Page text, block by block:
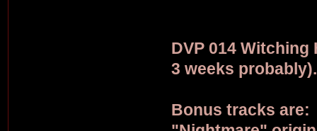
DVP 014
3 weeks probably).
Bonus tracks are: